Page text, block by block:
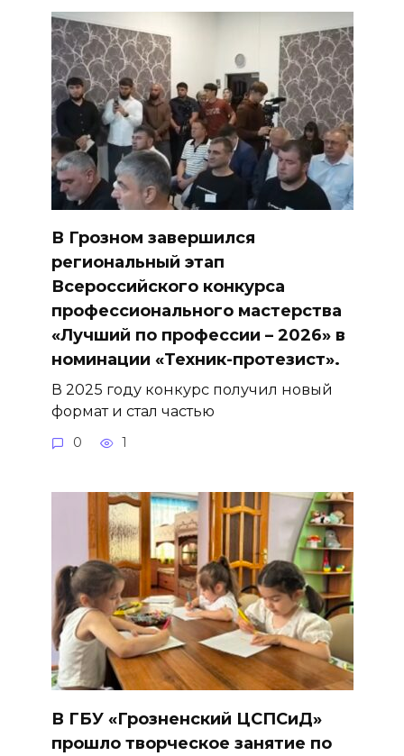
В Грозном завершился
региональный этап
Всероссийского конкурса
профессионального мастерства
«Лучший по профессии – 2026» в
номинации «Техник-протезист».
В 2025 году конкурс получил новый
формат и стал частью
0 1
В ГБУ «Грозненский ЦСПСиД»
прошло творческое занятие по